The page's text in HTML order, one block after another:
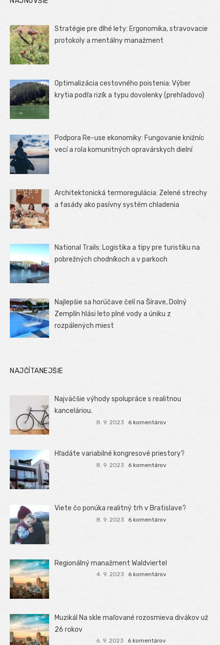
Stratégie pre dlhé lety: Ergonomika, stravovacie
protokoly a mentálny manažment
Optimalizácia cestovného poistenia: Výber
krytia podľa rizík a typu dovolenky (prehľadovo)
Podpora Re-use ekonomiky: Fungovanie knižníc
vecí a rola komunitných opravárskych dielní
Architektonická termoregulácia: Zelené strechy
a fasády ako pasívny systém chladenia
National Trails: Logistika a tipy pre turistiku na
pobrežných chodníkoch a v parkoch
Najlepšie sa horúčave čelí na Šírave, Dolný
Zemplín hlási leto plné vody a úniku z
rozpálených miest
NAJČÍTANEJŠIE
Najväčšie výhody spolupráce s realitnou
kanceláriou.
8. 9. 2023 6 komentárov
Hľadáte variabilné kongresové priestory?
8. 9. 2023 6 komentárov
Viete čo ponúka realitný trh v Bratislave?
8. 9. 2023 6 komentárov
Regionálný manažment Waldviertel
4. 9. 2023 6 komentárov
Muzikál Na skle maľované rozosmieva divákov už
26 rokov
6. 9. 2023 6 komentárov